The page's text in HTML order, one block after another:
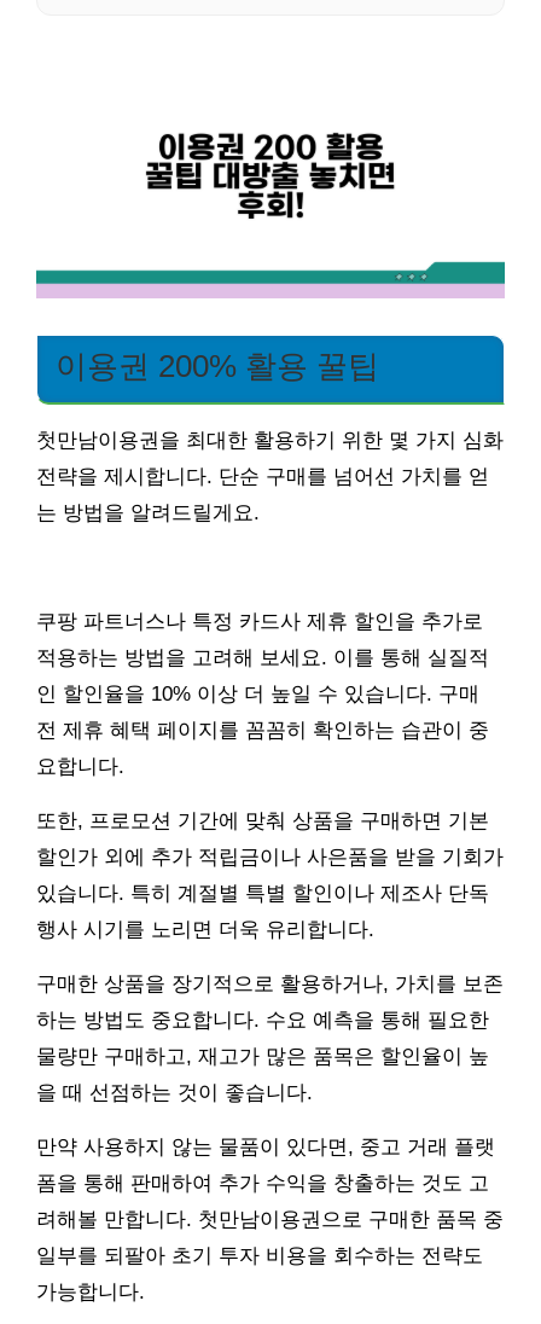
이용권 200% 활용 꿀팁
첫만남이용권을 최대한 활용하기 위한 몇 가지 심화
전략을 제시합니다. 단순 구매를 넘어선 가치를 얻
는 방법을 알려드릴게요.
쿠팡 파트너스나 특정 카드사 제휴 할인을 추가로
적용하는 방법을 고려해 보세요. 이를 통해 실질적
인 할인율을 10% 이상 더 높일 수 있습니다. 구매
전 제휴 혜택 페이지를 꼼꼼히 확인하는 습관이 중
요합니다.
또한, 프로모션 기간에 맞춰 상품을 구매하면 기본
할인가 외에 추가 적립금이나 사은품을 받을 기회가
있습니다. 특히 계절별 특별 할인이나 제조사 단독
행사 시기를 노리면 더욱 유리합니다.
구매한 상품을 장기적으로 활용하거나, 가치를 보존
하는 방법도 중요합니다. 수요 예측을 통해 필요한
물량만 구매하고, 재고가 많은 품목은 할인율이 높
을 때 선점하는 것이 좋습니다.
만약 사용하지 않는 물품이 있다면, 중고 거래 플랫
폼을 통해 판매하여 추가 수익을 창출하는 것도 고
려해볼 만합니다. 첫만남이용권으로 구매한 품목 중
일부를 되팔아 초기 투자 비용을 회수하는 전략도
가능합니다.